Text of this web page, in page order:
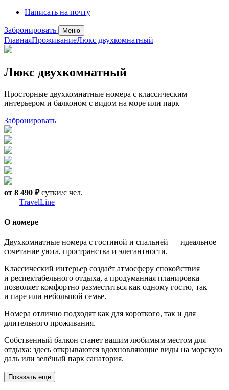
Написать на почту
Забронировать Меню
ГлавнаяПроживаниеЛюкс двухкомнатный
Люкс двухкомнатный
Просторные двухкомнатные номера с классическим
интерьером и балконом с видом на море или парк
Забронировать
от 8 490 ₽ сутки/с чел.
TravelLine
O номере
Двухкомнатные номера с гостиной и спальней — идеальное
сочетание уюта, пространства и элегантности.
Классический интерьер создаёт атмосферу спокойствия
и респектабельного отдыха, а продуманная планировка
позволяет комфортно разместиться как одному гостю, так
и паре или небольшой семье.
Номера отлично подходят как для короткого, так и для
длительного проживания.
Собственный балкон станет вашим любимым местом для
отдыха: здесь открываются вдохновляющие виды на морскую
даль или зелёный парк санатория.
Показать ещё